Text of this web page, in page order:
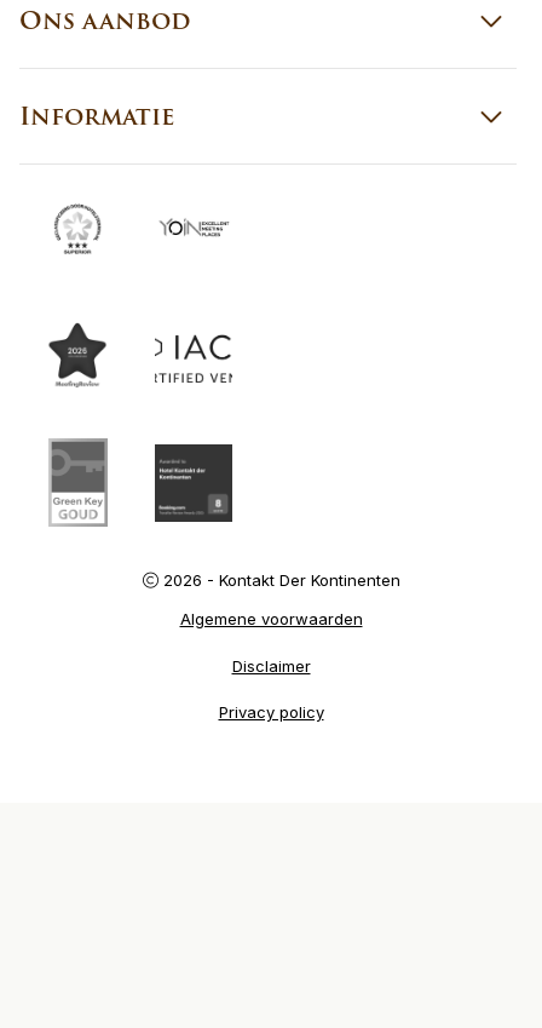
Ons aanbod
Informatie
2026 - Kontakt Der Kontinenten
Algemene voorwaarden
Disclaimer
Privacy policy